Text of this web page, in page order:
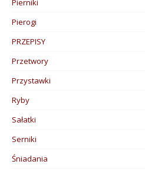
Pierniki
Pierogi
PRZEPISY
Przetwory
Przystawki
Ryby
Sałatki
Serniki
Śniadania